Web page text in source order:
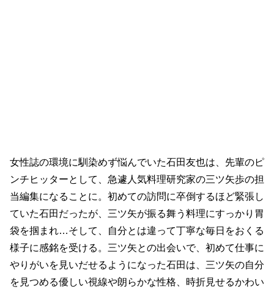
女性誌の環境に馴染めず悩んでいた石田友也は、先輩のピ
ンチヒッターとして、急遽人気料理研究家の三ツ矢歩の担
当編集になることに。初めての訪問に卒倒するほど緊張し
ていた石田だったが、三ツ矢が振る舞う料理にすっかり胃
袋を掴まれ…そして、自分とは違って丁寧な毎日をおくる
様子に感銘を受ける。三ツ矢との出会いで、初めて仕事に
やりがいを見いだせるようになった石田は、三ツ矢の自分
を見つめる優しい視線や朗らかな性格、時折見せるかわい